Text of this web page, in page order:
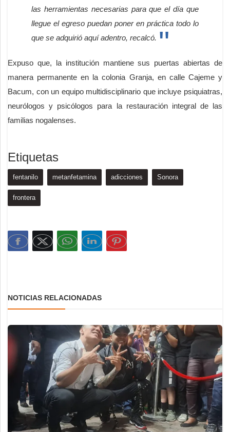
las herramientas necesarias para que el día que
llegue el egreso puedan poner en práctica todo lo
que se adquirió aquí adentro, recalcó.
Expuso que, la institución mantiene sus puertas abiertas de
manera permanente en la colonia Granja, en calle Cajeme y
Bacum, con un equipo multidisciplinario que incluye psiquiatras,
neurólogos y psicólogos para la restauración integral de las
familias nogalenses.
Etiquetas
fentanilo metanfetamina adicciones Sonora
frontera
NOTICIAS RELACIONADAS